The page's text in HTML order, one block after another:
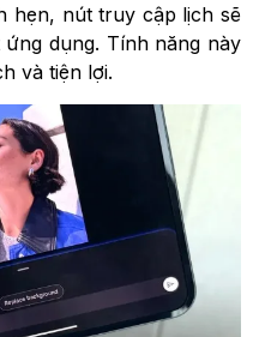
hẹn, nút truy cập lịch sẽ
dụng. Tính năng này
và tiện lợi.